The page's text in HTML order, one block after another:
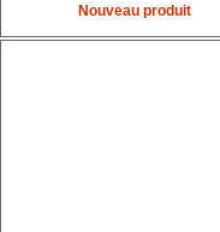
Nouveau produit